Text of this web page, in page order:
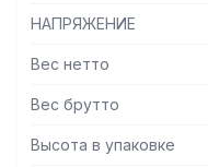
НАПРЯЖЕНИЕ
Вес нетто
Вес брутто
Высота в упаковке